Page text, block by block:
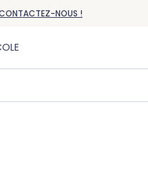
NOUS !